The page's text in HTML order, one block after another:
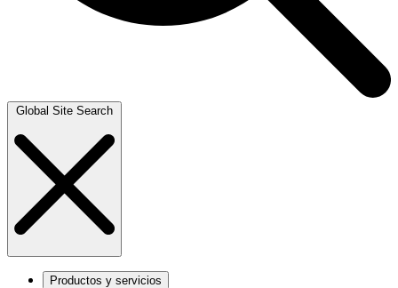
Global Site Search
Productos y servicios